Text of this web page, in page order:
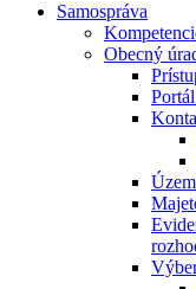
Samospráva
Obecný